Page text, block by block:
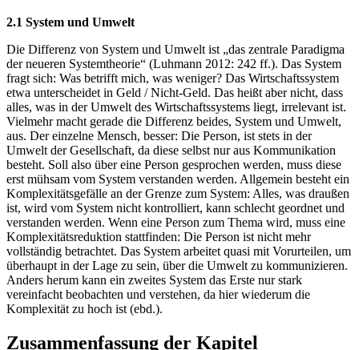
2.1 System und Umwelt
Die Differenz von System und Umwelt ist „das zentrale Paradigma
der neueren Systemtheorie“ (Luhmann 2012: 242 ff.). Das System
fragt sich: Was betrifft mich, was weniger? Das Wirtschaftssystem
etwa unterscheidet in Geld / Nicht-Geld. Das heißt aber nicht, dass
alles, was in der Umwelt des Wirtschaftssystems liegt, irrelevant ist.
Vielmehr macht gerade die Differenz beides, System und Umwelt,
aus. Der einzelne Mensch, besser: Die Person, ist stets in der
Umwelt der Gesellschaft, da diese selbst nur aus Kommunikation
besteht. Soll also über eine Person gesprochen werden, muss diese
erst mühsam vom System verstanden werden. Allgemein besteht ein
Komplexitätsgefälle an der Grenze zum System: Alles, was draußen
ist, wird vom System nicht kontrolliert, kann schlecht geordnet und
verstanden werden. Wenn eine Person zum Thema wird, muss eine
Komplexitätsreduktion stattfinden: Die Person ist nicht mehr
vollständig betrachtet. Das System arbeitet quasi mit Vorurteilen, um
überhaupt in der Lage zu sein, über die Umwelt zu kommunizieren.
Anders herum kann ein zweites System das Erste nur stark
vereinfacht beobachten und verstehen, da hier wiederum die
Komplexität zu hoch ist (ebd.).
Zusammenfassung der Kapitel